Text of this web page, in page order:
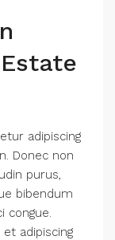
adipiscing
Donec non
purus,
bibendum
congue.
adipiscing